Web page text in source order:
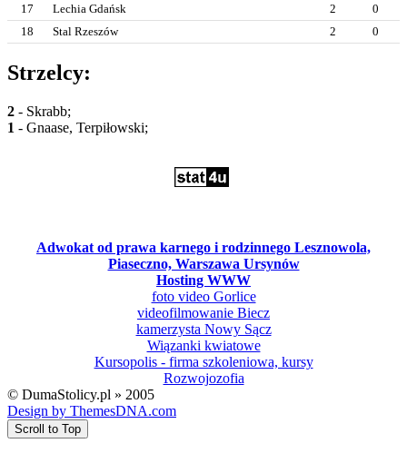
17
Lechia Gdańsk 2
0
18
Stal Rzeszów 2 0
Strzelcy:
2 - Skrabb;
1 - Gnaase, Terpiłowski;
Adwokat od prawa karnego i rodzinnego Lesznowola,
Piaseczno, Warszawa Ursynów
Hosting WWW
foto video Gorlice
videofilmowanie Biecz
kamerzysta Nowy Sącz
Wiązanki kwiatowe
Kursopolis - firma szkoleniowa, kursy
Rozwojozofia
© DumaStolicy.pl » 2005
Design by ThemesDNA.com
Scroll to Top